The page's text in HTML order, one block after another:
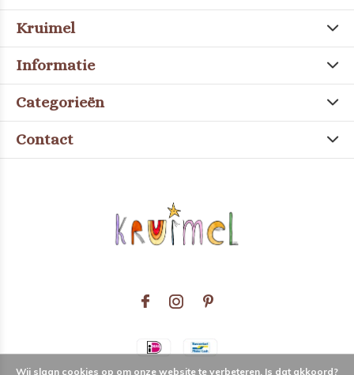
Kruimel
Informatie
Categorieën
Contact
Wij slaan cookies op om onze website te verbeteren. Is dat akkoord?